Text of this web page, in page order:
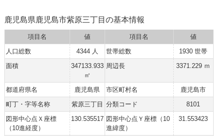
鹿児島県鹿児島市紫原三丁目の基本情報
項目名 値 項目名
値
人口総数
4344 人 世帯総数
1930 世帯
面積
347133.933
㎡
周辺長 3371.229 ｍ
都道府県名 鹿児島県 市区町村名
鹿児島市
町丁・字等名称
紫原三丁目 分類コード
8101
図形中心点Ｘ座標
（10進経度）
130.535517 図形中心点Ｙ座標（10
進緯度）
31.553423